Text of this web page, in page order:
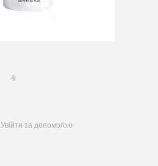
Увійти за допомогою